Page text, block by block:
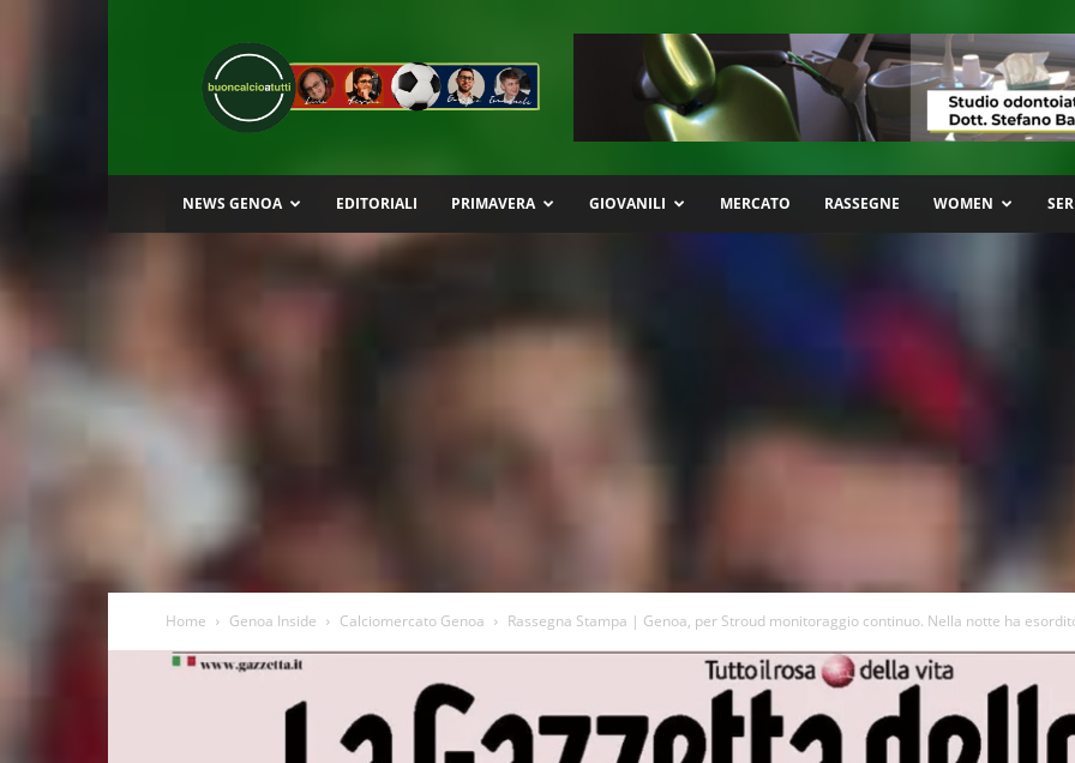
Buon
Calcio
a
Tutti
NEWS GENOA EDITORIALI PRIMAVERA GIOVANILI MERCATO RASSEGNE WOMEN
Home Genoa Inside Calciomercato Genoa Rassegna Stampa | Genoa, per Stroud monitoraggio continuo. Nella notte ha